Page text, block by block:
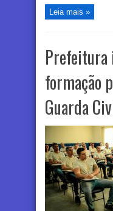
Leia mais »
Prefeitura
formação
Guarda